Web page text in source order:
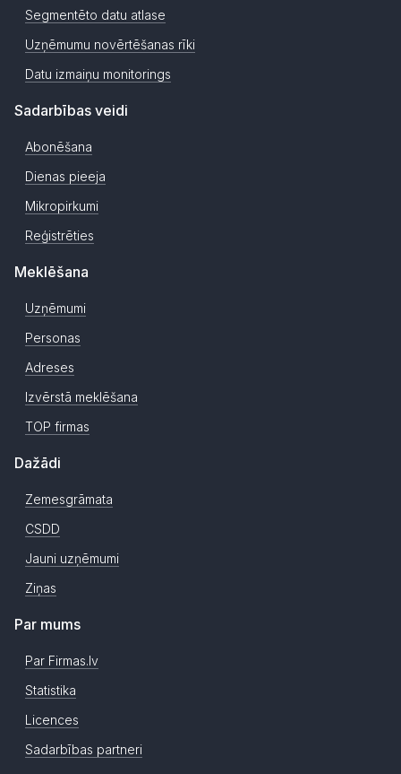
Segmentēto datu atlase
Uzņēmumu novērtēšanas rīki
Datu izmaiņu monitorings
Sadarbības veidi
Abonēšana
Dienas pieeja
Mikropirkumi
Reģistrēties
Meklēšana
Uzņēmumi
Personas
Adreses
Izvērstā meklēšana
TOP firmas
Dažādi
Zemesgrāmata
CSDD
Jauni uzņēmumi
Ziņas
Par mums
Par Firmas.lv
Statistika
Licences
Sadarbības partneri